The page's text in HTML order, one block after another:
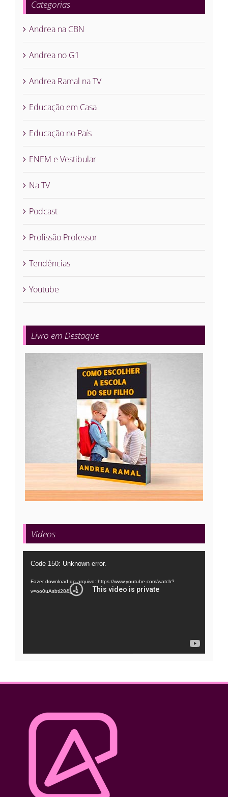
Categorias
Andrea na CBN
Andrea no G1
Andrea Ramal na TV
Educação em Casa
Educação no País
ENEM e Vestibular
Na TV
Podcast
Profissão Professor
Tendências
Youtube
Livro em Destaque
Vídeos
Tocador
vídeo
Code 150: Unknown error.
Fazer download do arquivo: https://www.youtube.com/watch?
v=oo0uAsbti28&_=1